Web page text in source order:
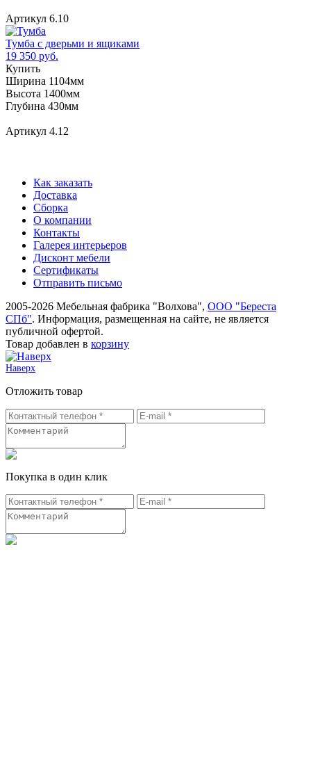
Артикул 6.10
Тумба с дверьми и ящиками
19 350 руб.
Купить
Ширина 1104мм
Высота 1400мм
Глубина 430мм
Артикул 4.12
Как заказать
Доставка
Сборка
О компании
Контакты
Галерея интерьеров
Дисконт мебели
Сертификаты
Отправить письмо
2005-2026 Мебельная фабрика "Волхова", ООО "Береста
СПб". Информация, размещенная на сайте, не является
публичной офертой.
Товар добавлен в корзину
Наверх
Отложить товар
Покупка в один клик